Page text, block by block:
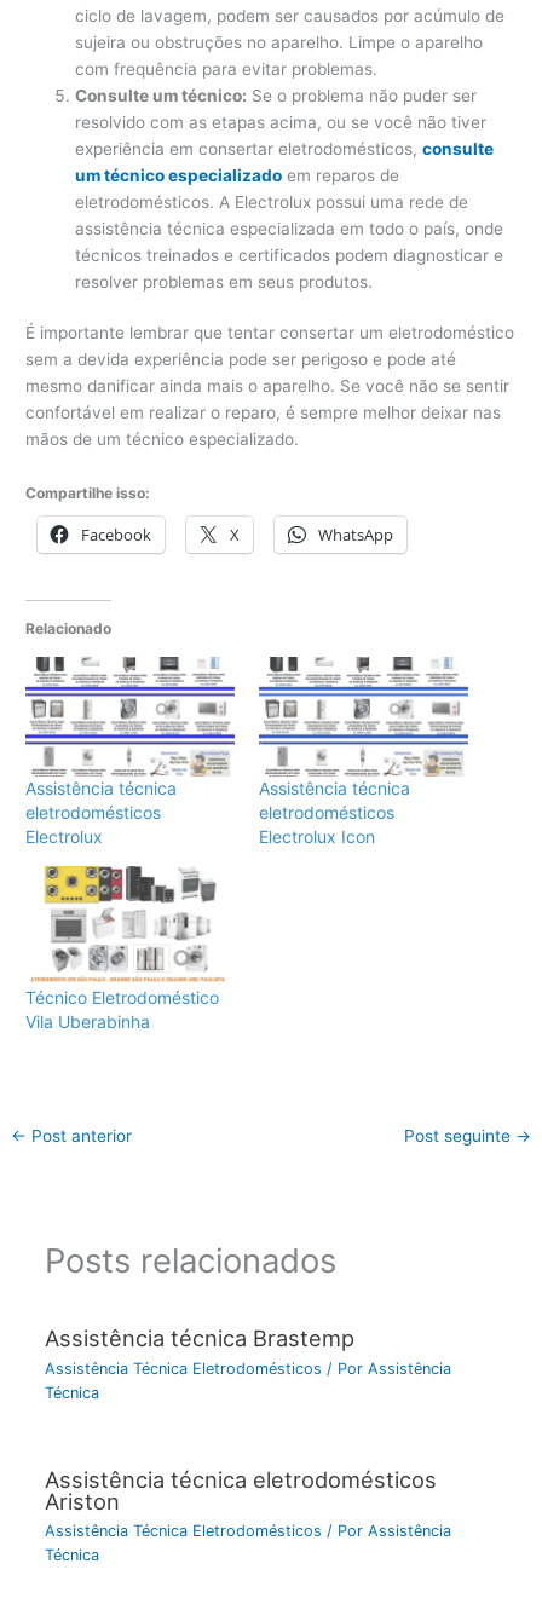
ciclo de lavagem, podem ser causados ​​por acúmulo de
sujeira ou obstruções no aparelho. Limpe o aparelho
com frequência para evitar problemas.
Consulte um técnico: Se o problema não puder ser
resolvido com as etapas acima, ou se você não tiver
experiência em consertar eletrodomésticos,consulte
um técnico especializado em reparos de
eletrodomésticos. A Electrolux possui uma rede de
assistência técnica especializada em todo o país, onde
técnicos treinados e certificados podem diagnosticar e
resolver problemas em seus produtos.
É importante lembrar que tentar consertar um eletrodoméstico
sem a devida experiência pode ser perigoso e pode até
mesmo danificar ainda mais o aparelho. Se você não se sentir
confortável em realizar o reparo, é sempre melhor deixar nas
mãos de um técnico especializado.
Compartilhe isso:
Facebook X WhatsApp
Relacionado
Assistência técnica
eletrodomésticos
Electrolux
Assistência técnica
eletrodomésticos
Electrolux Icon
Técnico Eletrodoméstico
Vila Uberabinha
← Post anterior Post seguinte →
Posts relacionados
Assistência técnica Brastemp
Assistência Técnica Eletrodomésticos / Por Assistência
Técnica
Assistência técnica eletrodomésticos
Ariston
Assistência Técnica Eletrodomésticos / Por Assistência
Técnica